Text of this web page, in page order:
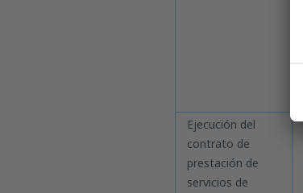
Ejecución del
contrato de
prestación de
servicios de